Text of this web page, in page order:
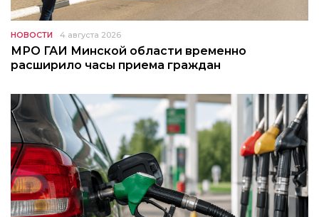
НОВОСТИ 4 августа 2026
МРО ГАИ Минской области временно
расширило часы приема граждан